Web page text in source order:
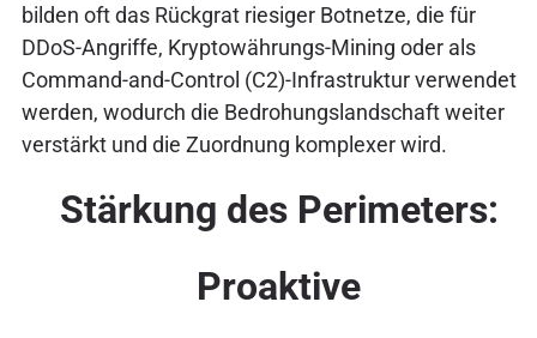
bilden oft das Rückgrat riesiger Botnetze, die für
DDoS-Angriffe, Kryptowährungs-Mining oder als
Command-and-Control (C2)-Infrastruktur verwendet
werden, wodurch die Bedrohungslandschaft weiter
verstärkt und die Zuordnung komplexer wird.
Stärkung des Perimeters:
Proaktive